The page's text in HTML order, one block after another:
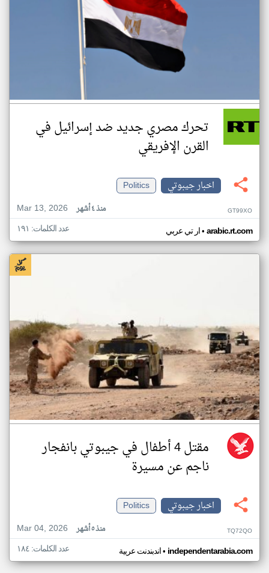
تحرك مصري جديد ضد إسرائيل في
القرن الإفريقي
اخبار جيبوتي
Politics
Mar 13, 2026
منذ ٤ أشهر GT99XO
ار تي عربي• arabic.rt.com عدد الكلمات: ١٩١
مقتل 4 أطفال في جيبوتي بانفجار
ناجم عن مسيرة
اخبار جيبوتي
Politics
Mar 04, 2026
منذ ٥ أشهر TQ72QO
اندبندنت عربية• independentarabia.com عدد الكلمات: ١٨٤